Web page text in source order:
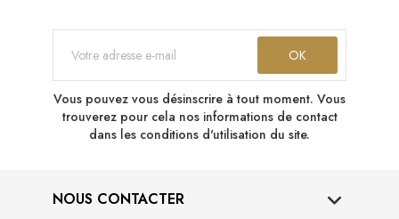
Vous pouvez vous désinscrire à tout moment. Vous
trouverez pour cela nos informations de contact
dans les conditions d'utilisation du site.
NOUS CONTACTER